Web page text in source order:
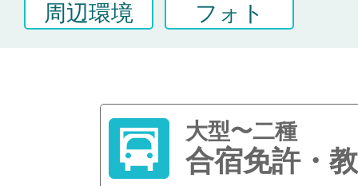
周辺環境 フォト
大型〜二種
合宿免許・